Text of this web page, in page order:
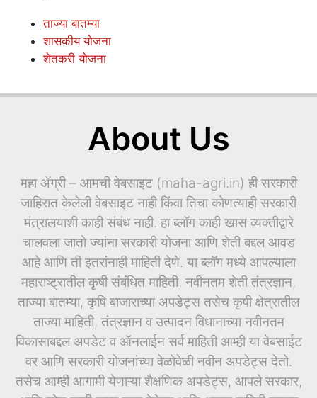
ताज्या बातम्या
शासकीय योजना
शेतकरी योजना
About Us
महा ॲग्री – आमची वेबसाइट (maha-agri.in) ही सरकारी
जाहिरात केलेली वेबसाइट नाही किंवा तिचा कोणत्याही सरकारी
मंत्रालयाशी काही संबंध नाही. हा ब्लॉग काही खास व्यक्तीद्वारे
चालवला जातो ज्यांना सरकारी योजना आणि शेती बद्दल आवड
आहे आणि ती इतरांनाही माहिती देणे. या ब्लॉग मध्ये आपल्याला
महाराष्ट्रातील कृषी संबंधित माहिती, नवीनतम शेती तंत्रज्ञान,
ताज्या बातम्या, कृषि बाजाराच्या अपडेट्स तसेच कृषी क्षेत्रातील
ताज्या माहिती, तंत्रज्ञान व उत्पादन विधानाच्या नवीनतम
विकासाबद्दल अपडेट व ऑनलाईन सर्व माहिती आम्ही या वेबसाईट
वर आणि सरकारी योजनांच्या वेळोवेळी नवीन अपडेट्स देतो.
तसेच आम्ही आगामी येणाऱ्या शैक्षणिक अपडेट्स, आपले सरकार,